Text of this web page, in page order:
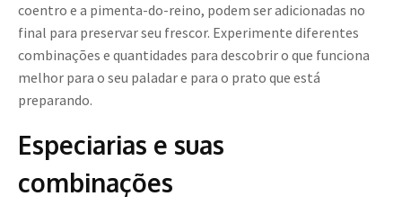
coentro e a pimenta-do-reino, podem ser adicionadas no
final para preservar seu frescor. Experimente diferentes
combinações e quantidades para descobrir o que funciona
melhor para o seu paladar e para o prato que está
preparando.
Especiarias e suas
combinações